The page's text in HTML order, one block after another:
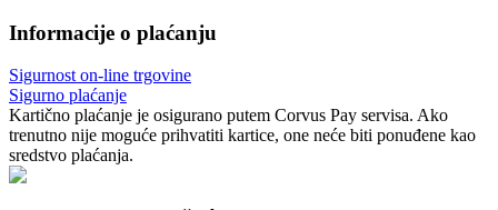
Informacije o plaćanju
Sigurnost on-line trgovine
Sigurno plaćanje
Kartično plaćanje je osigurano putem Corvus Pay servisa. Ako
trenutno nije moguće prihvatiti kartice, one neće biti ponuđene kao
sredstvo plaćanja.